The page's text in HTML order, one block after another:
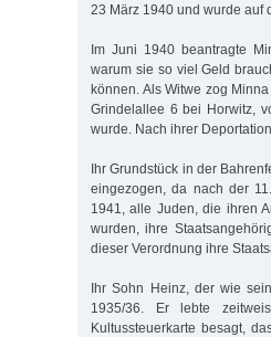
23 März 1940 und wurde auf
Im Juni 1940 beantragte
warum sie so viel Geld
können. Als Witwe zog
Grindelallee 6 bei Horwitz,
wurde. Nach ihrer
Ihr Grundstück in der
eingezogen, da nach der
1941, alle Juden, die ihren
wurden, ihre
dieser Verordnung ihre
Ihr Sohn Heinz, der wie
1935/36. Er lebte
Kultussteuerkarte besagt,